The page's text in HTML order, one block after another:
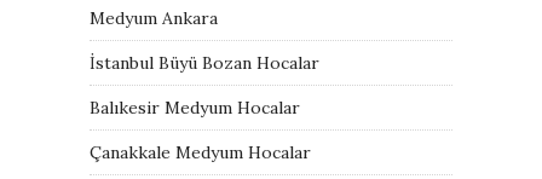
Medyum Ankara
İstanbul Büyü Bozan Hocalar
Balıkesir Medyum Hocalar
Çanakkale Medyum Hocalar